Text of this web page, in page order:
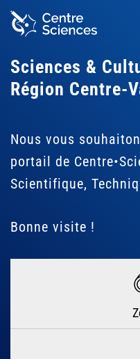
Aller
contenu
Sciences &
Région Centre-
Nous vous
portail de
Scientifique,
Bonne visite !